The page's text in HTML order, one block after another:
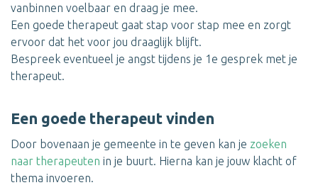
vanbinnen voelbaar en draag je mee.
Een goede therapeut gaat stap voor stap mee en zorgt
ervoor dat het voor jou draaglijk blijft.
Bespreek eventueel je angst tijdens je 1e gesprek met je
therapeut.
Een goede therapeut vinden
Door bovenaan je gemeente in te geven kan je zoeken
naar therapeuten in je buurt. Hierna kan je jouw klacht of
thema invoeren.